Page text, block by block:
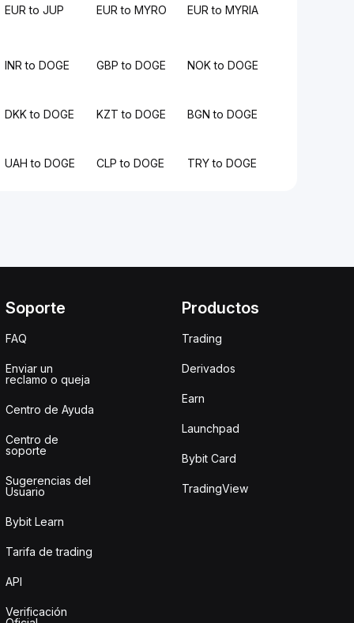
EUR to JUP EUR to MYRO EUR to MYRIA
INR to DOGE GBP to DOGE NOK to DOGE
DKK to DOGE KZT to DOGE BGN to DOGE
UAH to DOGE CLP to DOGE TRY to DOGE
Soporte
FAQ
Enviar un
reclamo o queja
Centro de Ayuda
Centro de
soporte
Sugerencias del
Usuario
Bybit Learn
Tarifa de trading
API
Verificación
Productos
Trading
Derivados
Earn
Launchpad
Bybit Card
TradingView